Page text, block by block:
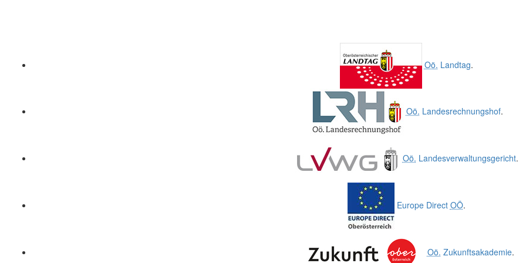
Oö. Landtag.
Oö. Landesrechnungshof.
Oö. Landesverwaltungsgericht.
Europe Direct OÖ.
Oö. Zukunftsakademie.